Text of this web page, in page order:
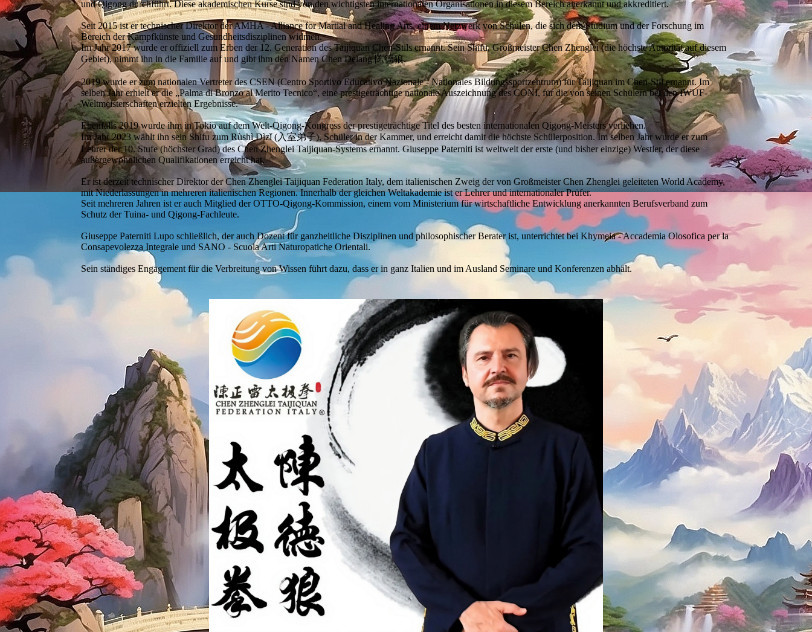
und Qigong durchführt. Diese akademischen Kurse sind von den wichtigsten internationalen Organisationen in diesem Bereich anerkannt und akkreditiert.
Seit 2015 ist er technischer Direktor der AMHA - Alliance for Martial and Healing Arts, einem Netzwerk von Schulen, die sich dem Studium und der Forschung im
Bereich der Kampfkünste und Gesundheitsdisziplinen widmen.
Im Jahr 2017 wurde er offiziell zum Erben der 12. Generation des Taijiquan Chen-Stils ernannt. Sein Shifu, Großmeister Chen Zhenglei (die höchste Autorität auf diesem
Gebiet), nimmt ihn in die Familie auf und gibt ihm den Namen Chen Delang 陈德狼.
2019 wurde er zum nationalen Vertreter des CSEN (Centro Sportivo Educativo Nazionale - Nationales Bildungssportzentrum) für Taijiquan im Chen-Stil ernannt. Im
selben Jahr erhielt er die „Palma di Bronzo al Merito Tecnico“, eine prestigeträchtige nationale Auszeichnung des CONI, für die von seinen Schülern bei den IWUF-
Weltmeisterschaften erzielten Ergebnisse.
Ebenfalls 2019 wurde ihm in Tokio auf dem Welt-Qigong-Kongress der prestigeträchtige Titel des besten internationalen Qigong-Meisters verliehen.
Im Jahr 2023 wählt ihn sein Shifu zum Rùshì Dìzǐ (入室弟子), Schüler in der Kammer, und erreicht damit die höchste Schülerposition. Im selben Jahr wurde er zum
Lehrer der 10. Stufe (höchster Grad) des Chen Zhenglei Taijiquan-Systems ernannt. Giuseppe Paterniti ist weltweit der erste (und bisher einzige) Westler, der diese
außergewöhnlichen Qualifikationen erreicht hat.
Er ist derzeit technischer Direktor der Chen Zhenglei Taijiquan Federation Italy, dem italienischen Zweig der von Großmeister Chen Zhenglei geleiteten World Academy,
mit Niederlassungen in mehreren italienischen Regionen. Innerhalb der gleichen Weltakademie ist er Lehrer und internationaler Prüfer.
Seit mehreren Jahren ist er auch Mitglied der OTTO-Qigong-Kommission, einem vom Ministerium für wirtschaftliche Entwicklung anerkannten Berufsverband zum
Schutz der Tuina- und Qigong-Fachleute.
Giuseppe Paterniti Lupo schließlich, der auch Dozent für ganzheitliche Disziplinen und philosophischer Berater ist, unterrichtet bei Khymeia - Accademia Olosofica per la
Consapevolezza Integrale und SANO - Scuola Arti Naturopatiche Orientali.
Sein ständiges Engagement für die Verbreitung von Wissen führt dazu, dass er in ganz Italien und im Ausland Seminare und Konferenzen abhält.